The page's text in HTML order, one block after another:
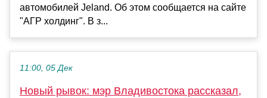
автомобилей Jeland. Об этом сообщается на сайте
"АГР холдинг". В з...
11:00, 05 Дек
Новый рывок: мэр Владивостока рассказал,